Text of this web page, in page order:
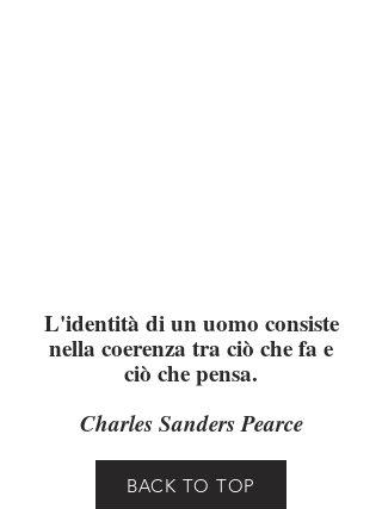
L'identità di un uomo consiste
nella coerenza tra ciò che fa e
ciò che pensa.
Charles Sanders Pearce
BACK TO TOP